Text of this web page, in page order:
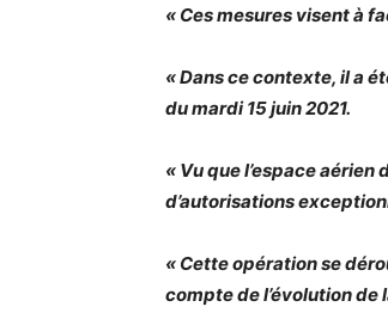
« Ces mesures visent à
« Dans ce contexte, il a
du mardi 15 juin 2021.
« Vu que l’espace
d’autorisations
« Cette opération se
compte de l’évolution